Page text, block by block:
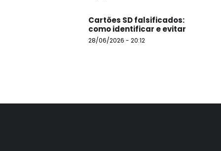
Cartões SD falsificados:
como identificar e evitar
28/06/2026 - 20:12